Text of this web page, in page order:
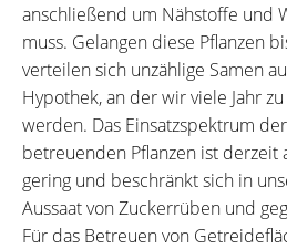
anschließend um Nähstoffe und
muss. Gelangen diese Pflanzen
verteilen sich unzählige Samen
Hypothek, an der wir viele Jahr
werden. Das Einsatzspektrum
betreuenden Pflanzen ist derzeit
gering und beschränkt sich in
Aussaat von Zuckerrüben und
Für das Betreuen von